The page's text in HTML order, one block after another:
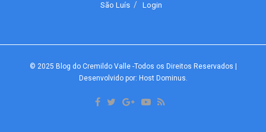
São Luís
Login
© 2025 Blog do Cremildo Valle-Todos os Direitos Reservados
Desenvolvido por: Host Dominus.